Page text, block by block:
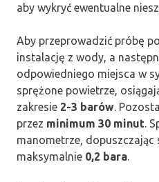
aby wykryć ewentualne
Aby przeprowadzić próbę
instalację z wody, a
odpowiedniego miejsca w
sprężone powietrze,
zakresie 2-3 barów .
przez minimum 30 minut .
manometrze, dopuszczając
maksymalnie 0,2 bara